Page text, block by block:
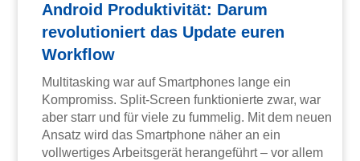
Android Produktivität: Darum
revolutioniert das Update euren
Workflow
Multitasking war auf Smartphones lange ein
Kompromiss. Split-Screen funktionierte zwar, war
aber starr und für viele zu fummelig. Mit dem neuen
Ansatz wird das Smartphone näher an ein
vollwertiges Arbeitsgerät herangeführt – vor allem